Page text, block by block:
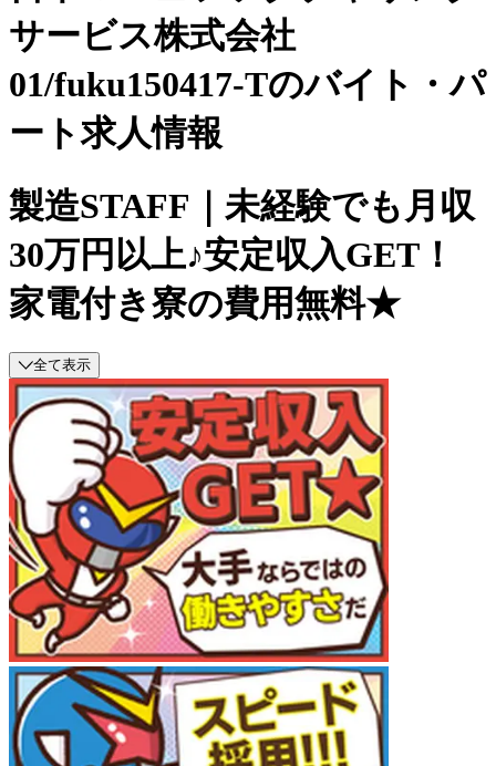
サービス株式会社
01/fuku150417-Tのバイト・パ
ート求人情報
製造STAFF｜未経験でも月収
30万円以上♪安定収入GET！
家電付き寮の費用無料★
全て表示